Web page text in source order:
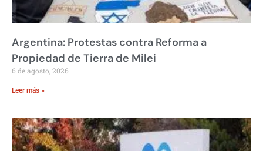
Argentina: Protestas contra Reforma a
Propiedad de Tierra de Milei
6 de agosto, 2026
Leer más »